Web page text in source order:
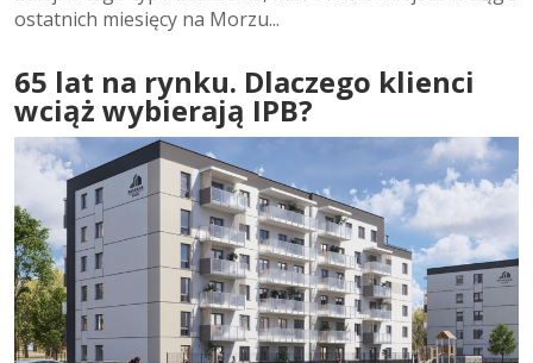
ostatnich miesięcy na Morzu...
65 lat na rynku. Dlaczego klienci
wciąż wybierają IPB?